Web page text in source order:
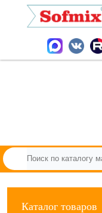
Каталог товаров